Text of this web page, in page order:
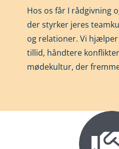
Hos os får I rådgivning
der styrker jeres
og relationer. Vi
tillid, håndtere
mødekultur, der